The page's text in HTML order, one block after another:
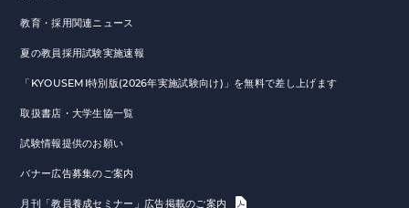
教育・採用関連ニュース
夏の教員採用試験実施速報
「KYOUSEMI特別版(2026年実施試験向け)」を無料で差し上げます
取扱書店・大学生協一覧
試験情報提供のお願い
バナー広告募集のご案内
月刊「教員養成セミナー」広告掲載のご案内